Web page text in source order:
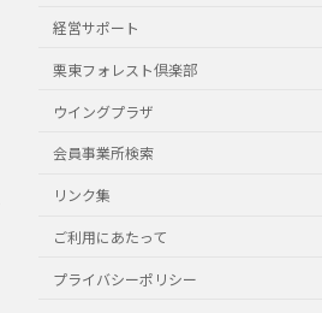
経営サポート
栗東フォレスト倶楽部
ウイングプラザ
会員事業所検索
リンク集
ご利用にあたって
プライバシーポリシー